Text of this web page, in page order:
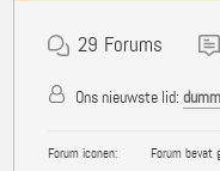
29 Forums
Ons nieuwste lid:
Forum iconen: Forum bevat